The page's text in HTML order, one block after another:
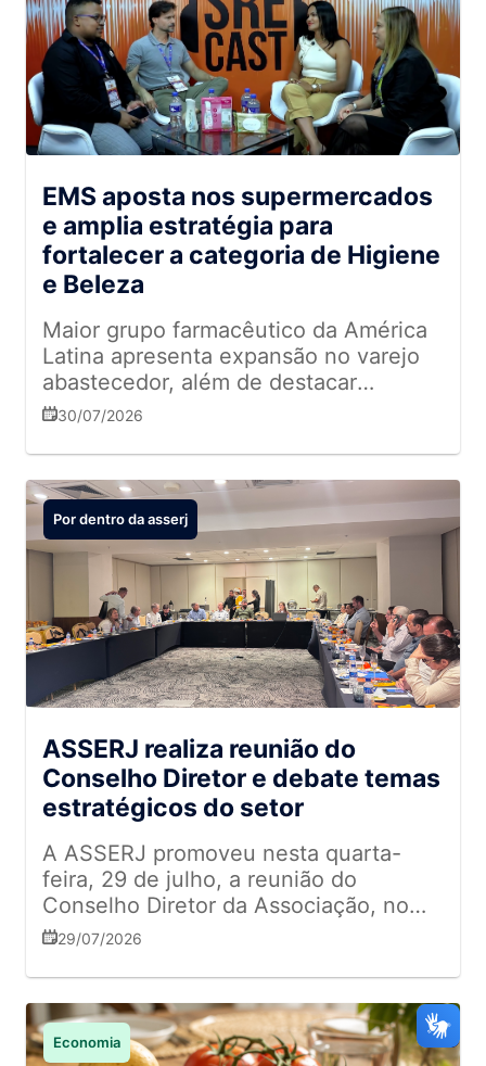
EMS aposta nos supermercados
e amplia estratégia para
fortalecer a categoria de Higiene
e Beleza
Maior grupo farmacêutico da América
Latina apresenta expansão no varejo
abastecedor, além de destacar
Dermacyd, OTCs e capacitação de
Cast
30/07/2026
Por dentro da asserj
ASSERJ realiza reunião do
Conselho Diretor e debate temas
estratégicos do setor
A ASSERJ promoveu nesta quarta-
feira, 29 de julho, a reunião do
Conselho Diretor da Associação, no
Hotel Windsor Marapendi, na Barra da
estratégicas para o varejo
supermercadista, o atual cenário do
setor e projeções para o segundo
29/07/2026
Economia